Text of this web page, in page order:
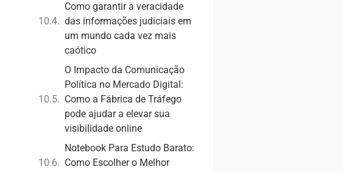
Como garantir a veracidade
das informações judiciais em
um mundo cada vez mais
caótico
O Impacto da Comunicação
Política no Mercado Digital:
Como a Fábrica de Tráfego
pode ajudar a elevar sua
visibilidade online
Notebook Para Estudo Barato:
Como Escolher o Melhor